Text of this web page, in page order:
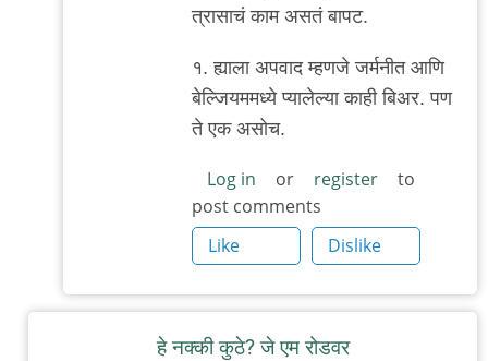
त्रासाचं काम असतं बापट.
१. ह्याला अपवाद म्हणजे जर्मनीत आणि
बेल्जियममध्ये प्यालेल्या काही बिअर. पण
ते एक असोच.
Log in or register
to
post comments
Like
Dislike
हे नक्की कुठे? जे एम रोडवर